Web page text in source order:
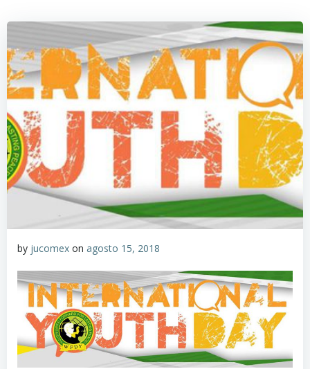
by jucomex on agosto 15, 2018